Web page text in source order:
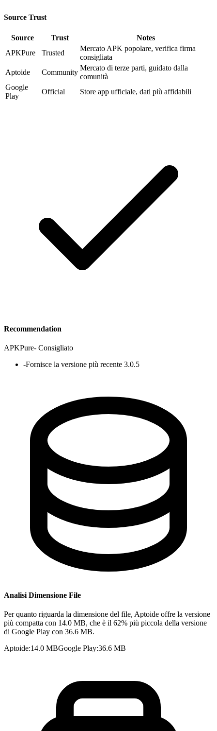
Source Trust
Source Trust
Notes
APKPure
Trusted
Mercato APK popolare, verifica firma
consigliata
Aptoide
Community
Mercato di terze parti, guidato dalla
comunità
Google
Play
Official Store app ufficiale, dati più affidabili
Recommendation
APKPure- Consigliato
-Fornisce la versione più recente 3.0.5
Analisi Dimensione File
Per quanto riguarda la dimensione del file, Aptoide offre la versione
più compatta con 14.0 MB, che è il 62% più piccola della versione
di Google Play con 36.6 MB.
Aptoide:14.0 MBGoogle Play:36.6 MB